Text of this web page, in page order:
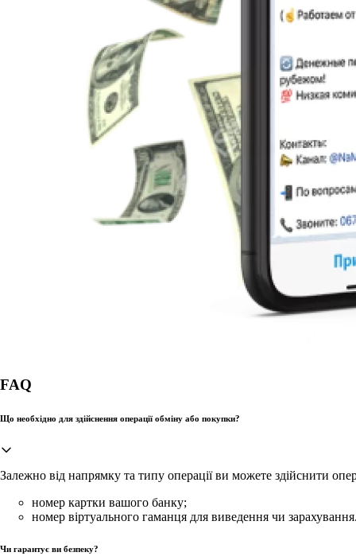
FAQ
Що необхідно для здійснення операції обміну або покупки?
Залежно від напрямку та типу операції ви можете здійснити
номер картки вашого банку;
номер віртуального гаманця для виведення чи зарахування.
Чи гарантує ви безпеку?